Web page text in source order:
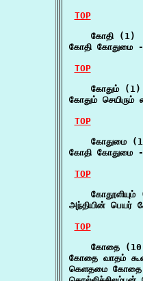
TOP
    கோதி (1)
கோதி கோதுமை
TOP
    கோதும் (1)
கோதும் செயிரும்
TOP
கோதுமை
கோதி கோதுமை
TOP
கோதூளியும்
அந்தியின் பெயர்
TOP
கோதை
கோதை வாதம்
கெளதமை